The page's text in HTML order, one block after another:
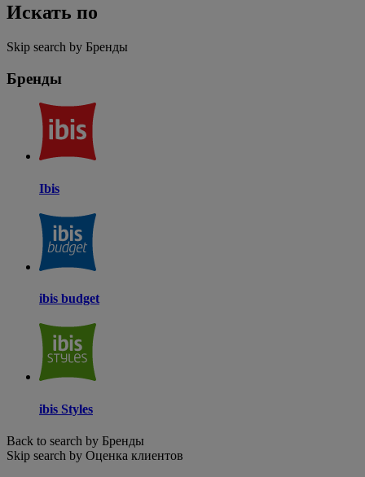
Искать по
Skip search by Бренды
Бренды
Ibis
ibis budget
ibis Styles
Back to search by Бренды
Skip search by Оценка клиентов